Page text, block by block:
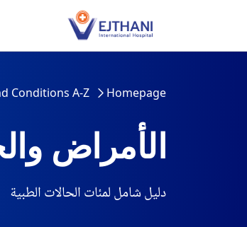
Homepage
Conditions A-Z
الأمراض
دليل شامل لمئات الحالات الطبية